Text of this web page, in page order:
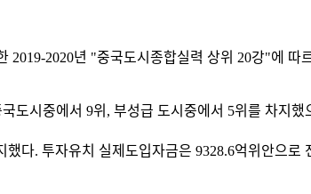
2019-2020년 "중국도시종합실력 상위 20강"에 따
도시중에서 9위, 부성급 도시중에서 5위를 차지
다. 투자유치 실제도입자금은 9328.6억위안으로